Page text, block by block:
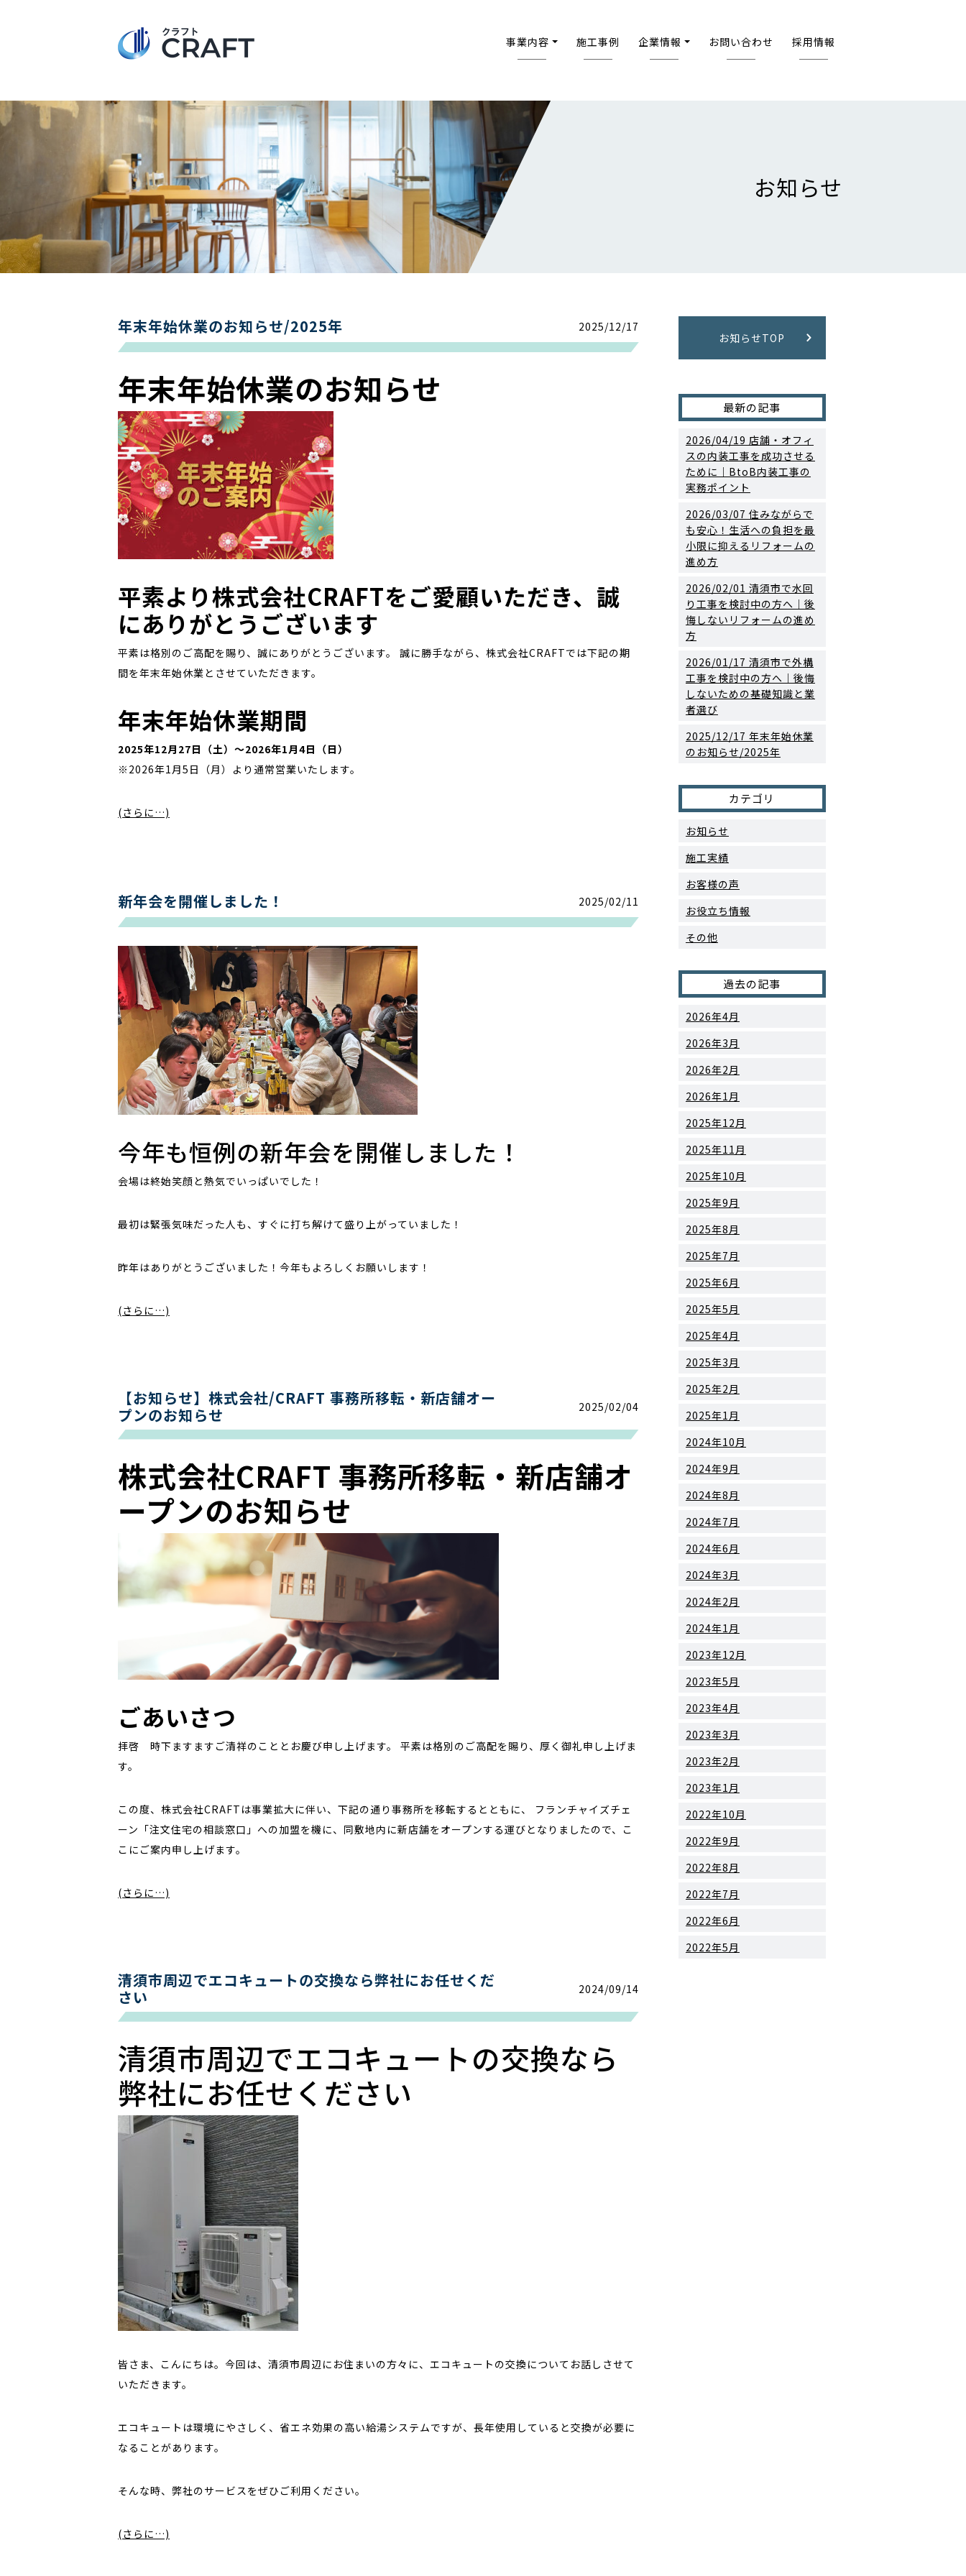
事業内容 施工事例 企業情報 お問い合わせ 採用情報
お知らせ
年末年始休業のお知らせ/2025年 2025/12/17
年末年始休業のお知らせ
平素より株式会社CRAFTをご愛顧いただき、誠
にありがとうございます
平素は格別のご高配を賜り、誠にありがとうございます。 誠に勝手ながら、株式会社CRAFTでは下記の期
間を年末年始休業とさせていただきます。
年末年始休業期間
2025年12月27日（土）〜2026年1月4日（日）
※2026年1月5日（月）より通常営業いたします。
(さらに…)
新年会を開催しました！ 2025/02/11
今年も恒例の新年会を開催しました！
会場は終始笑顔と熱気でいっぱいでした！
最初は緊張気味だった人も、すぐに打ち解けて盛り上がっていました！
昨年はありがとうございました！今年もよろしくお願いします！
(さらに…)
【お知らせ】株式会社/CRAFT 事務所移転・新店舗オー
プンのお知らせ
2025/02/04
株式会社CRAFT 事務所移転・新店舗オ
ープンのお知らせ
ごあいさつ
拝啓 時下ますますご清祥のこととお慶び申し上げます。 平素は格別のご高配を賜り、厚く御礼申し上げま
す。
この度、株式会社CRAFTは事業拡大に伴い、下記の通り事務所を移転するとともに、 フランチャイズチェ
ーン「注文住宅の相談窓口」への加盟を機に、同敷地内に新店舗をオープンする運びとなりましたので、こ
こにご案内申し上げます。
(さらに…)
清須市周辺でエコキュートの交換なら弊社にお任せくだ
さい
2024/09/14
清須市周辺でエコキュートの交換なら
弊社にお任せください
皆さま、こんにちは。今回は、清須市周辺にお住まいの方々に、エコキュートの交換についてお話しさせて
いただきます。
エコキュートは環境にやさしく、省エネ効果の高い給湯システムですが、長年使用していると交換が必要に
なることがあります。
そんな時、弊社のサービスをぜひご利用ください。
(さらに…)
お知らせTOP
最新の記事
2026/04/19 店舗・オフィ
スの内装工事を成功させる
ために｜BtoB内装工事の
実務ポイント
2026/03/07 住みながらで
も安心！生活への負担を最
小限に抑えるリフォームの
進め方
2026/02/01 清須市で水回
り工事を検討中の方へ｜後
悔しないリフォームの進め
方
2026/01/17 清須市で外構
工事を検討中の方へ｜後悔
しないための基礎知識と業
者選び
2025/12/17 年末年始休業
のお知らせ/2025年
カテゴリ
お知らせ
施工実績
お客様の声
お役立ち情報
その他
過去の記事
2026年4月
2026年3月
2026年2月
2026年1月
2025年12月
2025年11月
2025年10月
2025年9月
2025年8月
2025年7月
2025年6月
2025年5月
2025年4月
2025年3月
2025年2月
2025年1月
2024年10月
2024年9月
2024年8月
2024年7月
2024年6月
2024年3月
2024年2月
2024年1月
2023年12月
2023年5月
2023年4月
2023年3月
2023年2月
2023年1月
2022年10月
2022年9月
2022年8月
2022年7月
2022年6月
2022年5月